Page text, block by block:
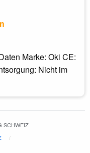
Marke: Oki CE:
Nicht im
SCHWEIZ